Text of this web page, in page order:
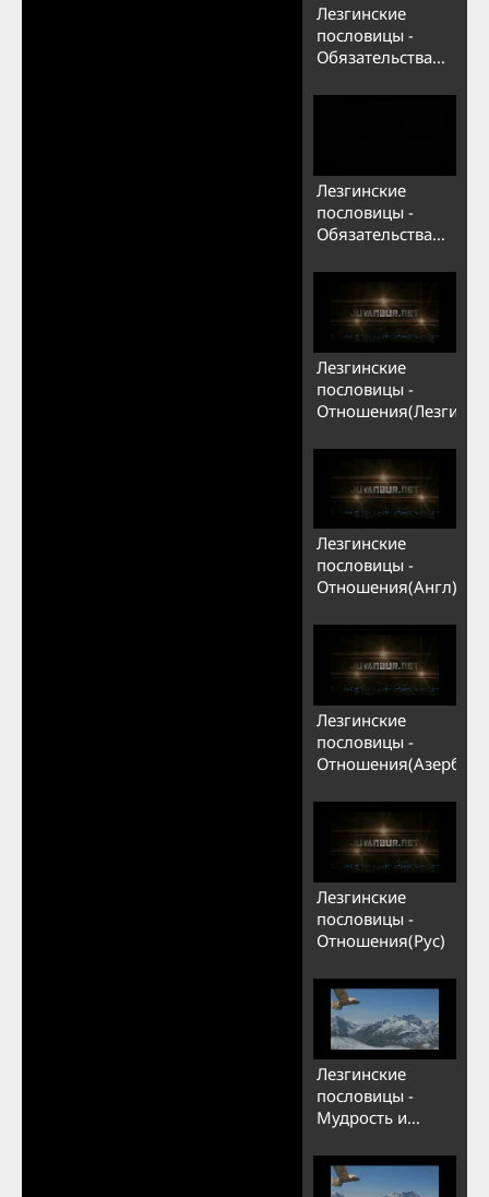
Лезгинские
пословицы -
Обязательства
Лезгинские
пословицы -
Обязательства
Лезгинские
пословицы -
Отношения(Лезги)
Лезгинские
пословицы -
Отношения(Англ)
Лезгинские
пословицы -
Отношения(Азерб)
Лезгинские
пословицы -
Отношения(Рус)
Лезгинские
пословицы -
Мудрость и
(Лезгинская
версия)